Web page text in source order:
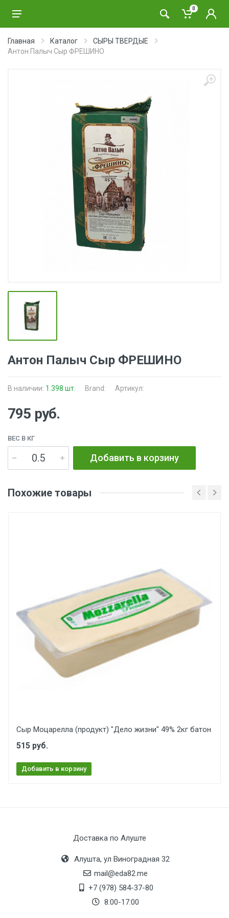
0
Главная Каталог
СЫРЫ ТВЕРДЫЕ
Антон Палыч Сыр ФРЕШИНО
Антон Палыч Сыр ФРЕШИНО
В наличии: 1.398 шт. Brand: Артикул:
795 руб.
ВЕС В КГ
Добавить в корзину
Похожие товары
Сыр Моцарелла (продукт) "Дело жизни" 49% 2кг батон
515 руб.
Добавить в корзину
Доставка по Алуште
Алушта, ул Виноградная 32
mail@eda82.me
+7 (978) 584-37-80
8:00-17:00